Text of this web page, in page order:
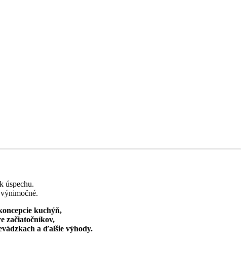
úspechu.
kuchýň,
začiatočníkov,
a ďalšie výhody.